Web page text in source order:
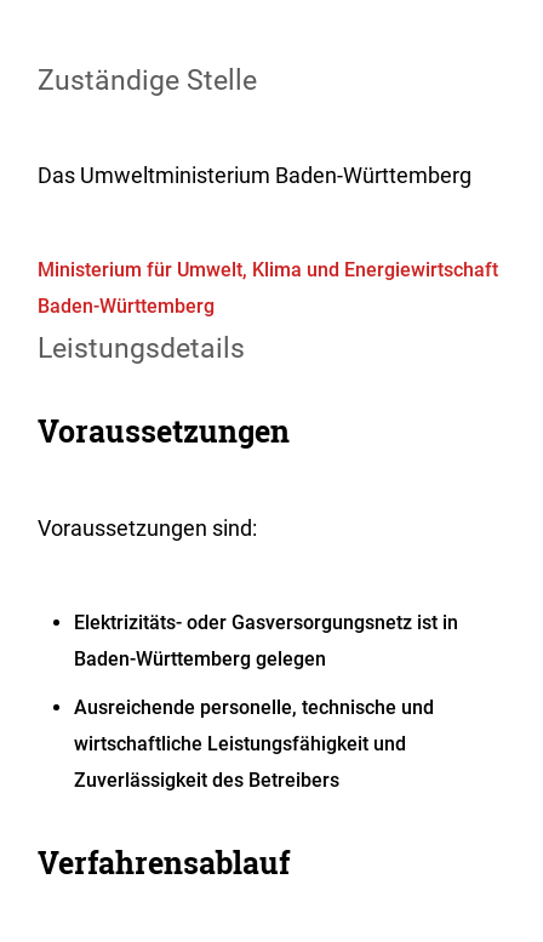
Zuständige Stelle
Das Umweltministerium Baden-Württemberg
Ministerium für Umwelt, Klima und Energiewirtschaft
Baden-Württemberg
Leistungsdetails
Voraussetzungen
Voraussetzungen sind:
Elektrizitäts- oder Gasversorgungsnetz ist in
Baden-Württemberg gelegen
Ausreichende personelle, technische und
wirtschaftliche Leistungsfähigkeit und
Zuverlässigkeit des Betreibers
Verfahrensablauf